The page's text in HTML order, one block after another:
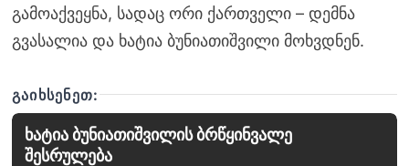
გამოაქვეყნა, სადაც ორი ქართველი – დემნა
გვასალია და ხატია ბუნიათიშვილი მოხვდნენ.
ᲒᲐᲘᲮᲡᲔᲜᲔᲗ:
ხატია ბუნიათიშვილის ბრწყინვალე
შესრულება